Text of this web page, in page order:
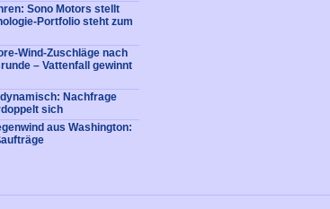
Sono Motors stellt
Portfolio steht zum
Wind-Zuschläge nach
– Vattenfall gewinnt
Nachfrage
sich
aus Washington: